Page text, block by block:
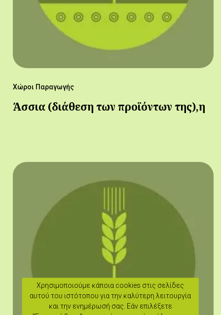
Χώροι Παραγωγής
Άσσια (διάθεση των προϊόντων της),η
Χρησιμοποιούμε κάποια cookies στις σελίδες
αυτού του ιστότοπου για την καλύτερη λειτουργία
και την ενημέρωσή σας. Εάν επιλέξετε